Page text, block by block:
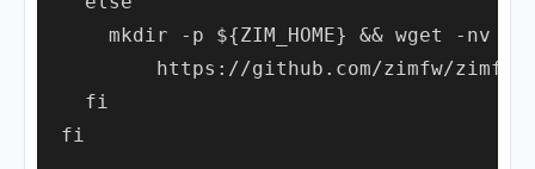
mkdir -p ${ZIM_HOME} && wget -nv -
https://github.com/zimfw/
  fi
fi